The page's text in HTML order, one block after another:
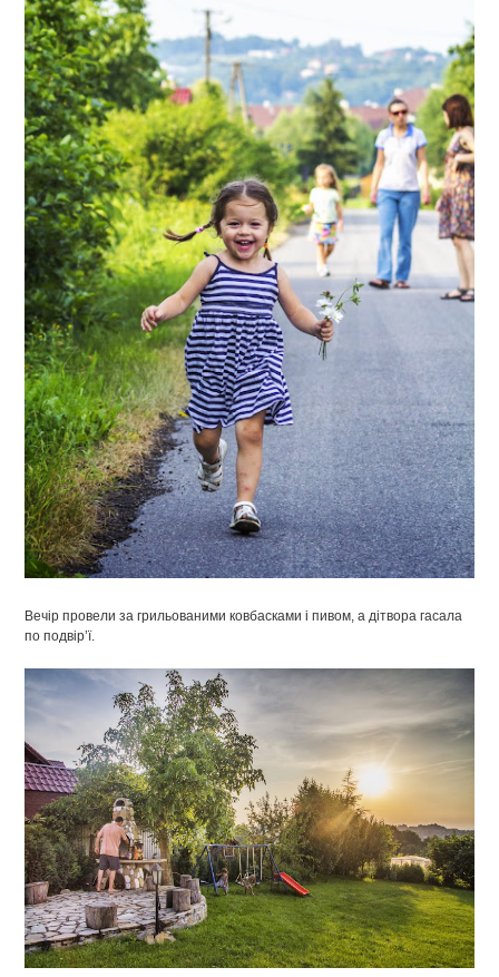
Вечір провели за грильованими ковбасками і пивом, а дітвора гасала
по подвір’ї.